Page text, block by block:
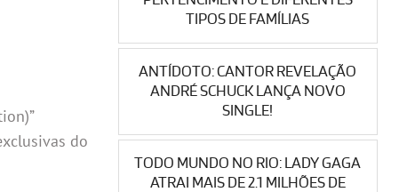
do
TIPOS DE FAMÍLIAS
ANTÍDOTO: CANTOR REVELAÇÃO
ANDRÉ SCHUCK LANÇA NOVO
SINGLE!
TODO MUNDO NO RIO: LADY GAGA
ATRAI MAIS DE 2.1 MILHÕES DE